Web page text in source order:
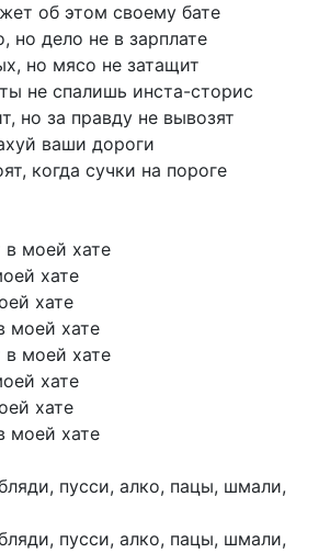
об этом своему бате
но дело не в зарплате
но мясо не затащит
ты не спалишь инста-сторис
но за правду не вывозят
ваши дороги
когда сучки на пороге
в моей хате
хате
хате
моей хате
в моей хате
хате
хате
моей хате
пусси, алко, пацы, шмали,
пусси, алко, пацы, шмали,